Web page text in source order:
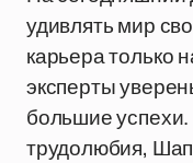
удивлять мир
карьера только
эксперты
большие успехи.
трудолюбия,